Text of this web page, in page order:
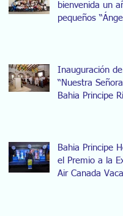
bienvenida un
pequeños
Inauguración
“Nuestra Señora
Bahia Principe
Bahia Principe
el Premio a la
Air Canada